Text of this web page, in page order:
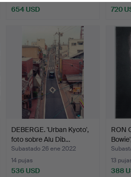
654 USD 720
DEBERGE. 'Urban Kyoto',
foto sobre Alu Dib…
Subastado 26 ene 2022
14 pujas
536 USD
RON
13
388